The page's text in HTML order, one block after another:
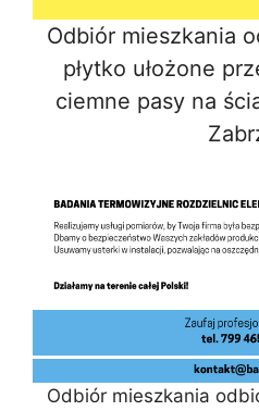
Odbiór mieszkania
płytko ułożone
ciemne pasy na
Odbiór mieszkania